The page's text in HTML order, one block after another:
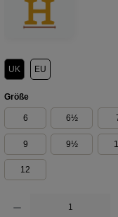
UK EU
Größeauswählen
6 6½
9 9½
12
Produkt Anzahl: Gib den